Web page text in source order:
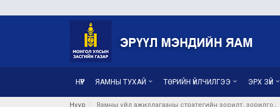
НҮҮР ЯАМНЫ ТУХАЙ ТӨРИЙН ҮЙЛЧИЛГЭЭ ЭРХ ЗҮЙ
Нүүр Яамны үйл ажиллагааны стратегийн зорилт, зорилго